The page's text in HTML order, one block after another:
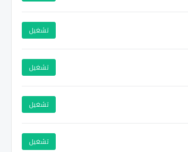
تشغيل
تشغيل
تشغيل
تشغيل